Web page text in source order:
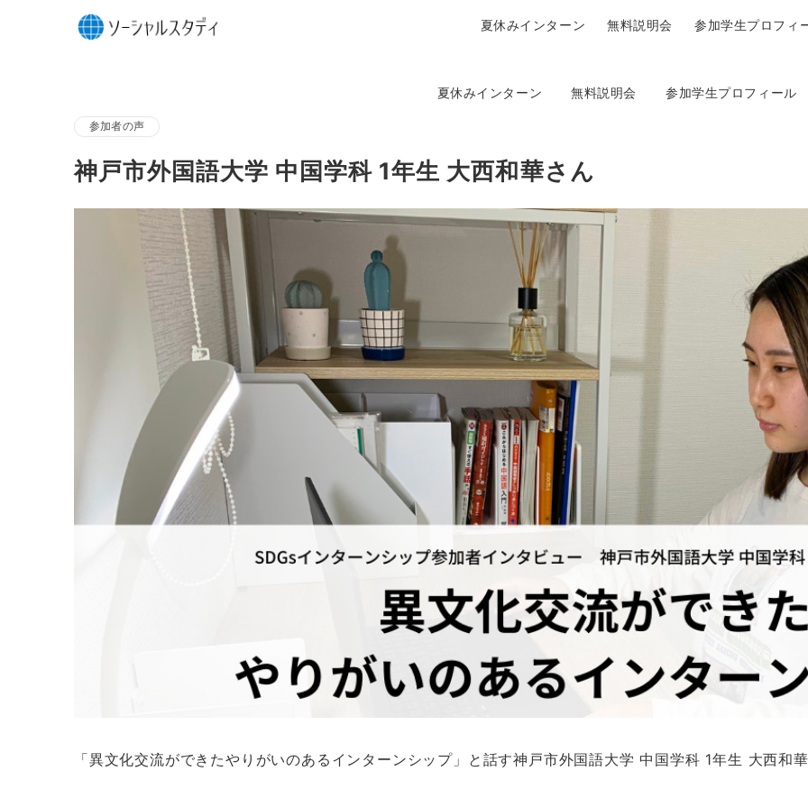
夏休みインターン 無料説明会 参加学生プロフィール
夏休みインターン 無料説明会 参加学生プロフィ
参加者の声
神戸市外国語大学 中国学科 1年生 大西和華さん
「異文化交流ができたやりがいのあるインターンシップ」と話す神戸市外国語大学 中国学科 1年生 大西和